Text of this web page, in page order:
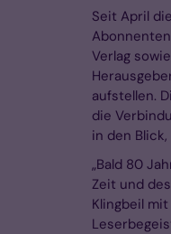
Seit April
Verlag
aufstellen.
die
in den
„Bald 80
Zeit und
Klingbeil